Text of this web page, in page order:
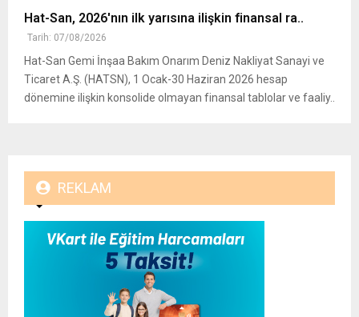
Hat-San, 2026'nın ilk yarısına ilişkin finansal ra..
Tarih: 07/08/2026
Hat-San Gemi İnşaa Bakım Onarım Deniz Nakliyat Sanayi ve
Ticaret A.Ş. (HATSN), 1 Ocak-30 Haziran 2026 hesap
dönemine ilişkin konsolide olmayan finansal tablolar ve faaliy..
REKLAM